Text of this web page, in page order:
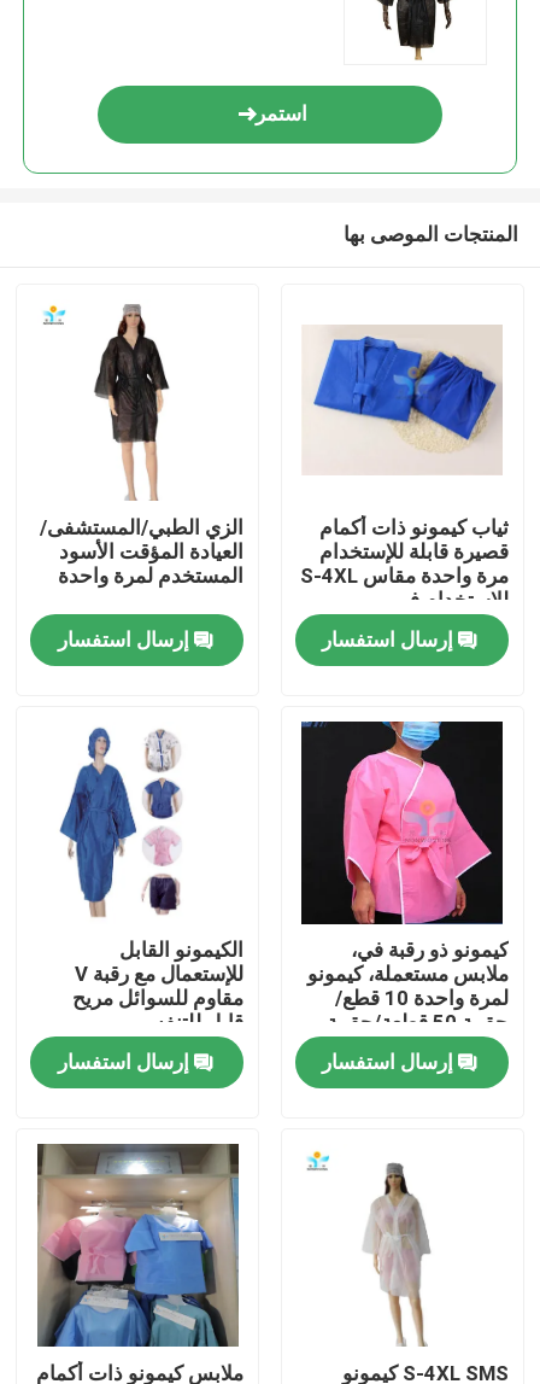
منتجات
معلومات عنا
جولة في المعمل
مراقبة الجودة
اتصل بنا
ملابس واقية يمكن التخلص منها
بذلات واقية يمكن التخلص منها
معطف واقي يمكن التخلص منه
استمر
المنتجات الموصى بها
ثياب كيمونو ذات أكمام
قصيرة قابلة للإستخدام
مرة واحدة مقاس S-4XL
للاستخدام في
المستشفى
إرسال استفسار
الزي الطبي/المستشفى/
العيادة المؤقت الأسود
المستخدم لمرة واحدة
إرسال استفسار
كيمونو ذو رقبة في،
ملابس مستعملة، كيمونو
لمرة واحدة 10 قطع/
حقيبة 50 قطعة/حقيبة
إرسال استفسار
الكيمونو القابل
للإستعمال مع رقبة V
مقاوم للسوائل مريح
قابل للتنفس
إرسال استفسار
S-4XL SMS كيمونو ملابس كيمونو ذات أكمام